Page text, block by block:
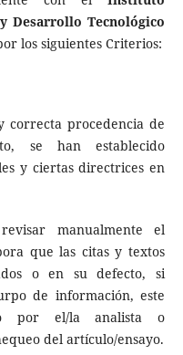
Desarrollo Tecnológico
los siguientes Criterios:
correcta procedencia de
se han establecido
y ciertas directrices en
manualmente el
que las citas y textos
o en su defecto, si
de información, este
por el/la analista o
del artículo/ensayo.